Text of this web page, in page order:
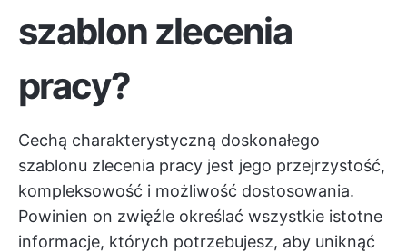
szablon zlecenia
pracy?
Cechą charakterystyczną doskonałego
szablonu zlecenia pracy jest jego przejrzystość,
kompleksowość i możliwość dostosowania.
Powinien on zwięźle określać wszystkie istotne
informacje, których potrzebujesz, aby uniknąć